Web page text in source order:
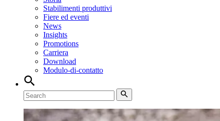
Stabilimenti produttivi
Fiere ed eventi
News
Insights
Promotions
Carriera
Download
Modulo-di-contatto